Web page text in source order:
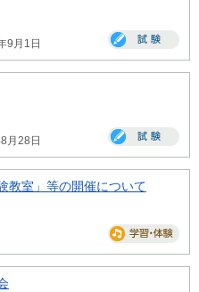
9月1日
月28日
教室」等の開催について